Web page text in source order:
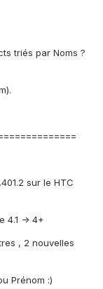
triés par Noms ?
sur le HTC
4.1 -> 4+
, 2 nouvelles
Prénom :)